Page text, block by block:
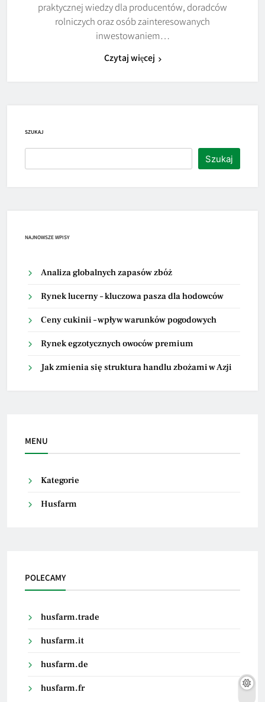
praktycznej wiedzy dla producentów, doradców
rolniczych oraz osób zainteresowanych
inwestowaniem…
Czytaj więcej
SZUKAJ
Szukaj
NAJNOWSZE WPISY
Analiza globalnych zapasów zbóż
Rynek lucerny – kluczowa pasza dla hodowców
Ceny cukinii – wpływ warunków pogodowych
Rynek egzotycznych owoców premium
Jak zmienia się struktura handlu zbożami w Azji
MENU
Kategorie
Husfarm
POLECAMY
husfarm.trade
husfarm.it
husfarm.de
husfarm.fr